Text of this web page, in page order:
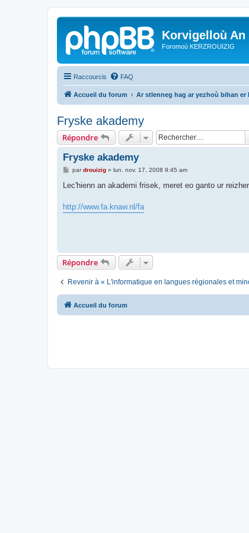
Korvigelloù An
Foromoù KERZROUIZIG
Raccourcis FAQ
Accueil du forum Ar stlenneg hag ar yezhoù bihan er
Fryske akademy
Répondre
Fryske akademy
M
s
g
e
pardrouizig» lun. nov. 17, 2008 9:45 am
Lec'hienn an akademi frisek, meret eo ganto ur
http://www.fa.knaw.nl/fa
Répondre
Revenir à « L'informatique en langues régionales et
Accueil du forum